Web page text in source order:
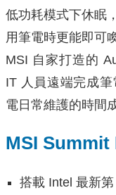
低功耗模式下休眠
用筆電時更能即可
MSI 自家打造的
IT 人員遠端完成
電日常維護的時間
MSI Summit
搭載 Intel 最新